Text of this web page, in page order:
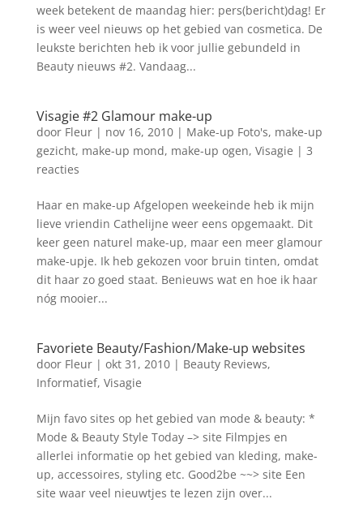
week betekent de maandag hier: pers(bericht)dag! Er
is weer veel nieuws op het gebied van cosmetica. De
leukste berichten heb ik voor jullie gebundeld in
Beauty nieuws #2. Vandaag...
Visagie #2 Glamour make-up
door Fleur| nov 16, 2010| Make-up Foto's, make-up
gezicht, make-up mond, make-up ogen, Visagie | 3
reacties
Haar en make-up Afgelopen weekeinde heb ik mijn
lieve vriendin Cathelijne weer eens opgemaakt. Dit
keer geen naturel make-up, maar een meer glamour
make-upje. Ik heb gekozen voor bruin tinten, omdat
dit haar zo goed staat. Benieuws wat en hoe ik haar
nóg mooier...
Favoriete Beauty/Fashion/Make-up websites
door Fleur| okt 31, 2010| Beauty Reviews,
Informatief, Visagie
Mijn favo sites op het gebied van mode & beauty: *
Mode & Beauty Style Today –> site Filmpjes en
allerlei informatie op het gebied van kleding, make-
up, accessoires, styling etc. Good2be ~~> site Een
site waar veel nieuwtjes te lezen zijn over...